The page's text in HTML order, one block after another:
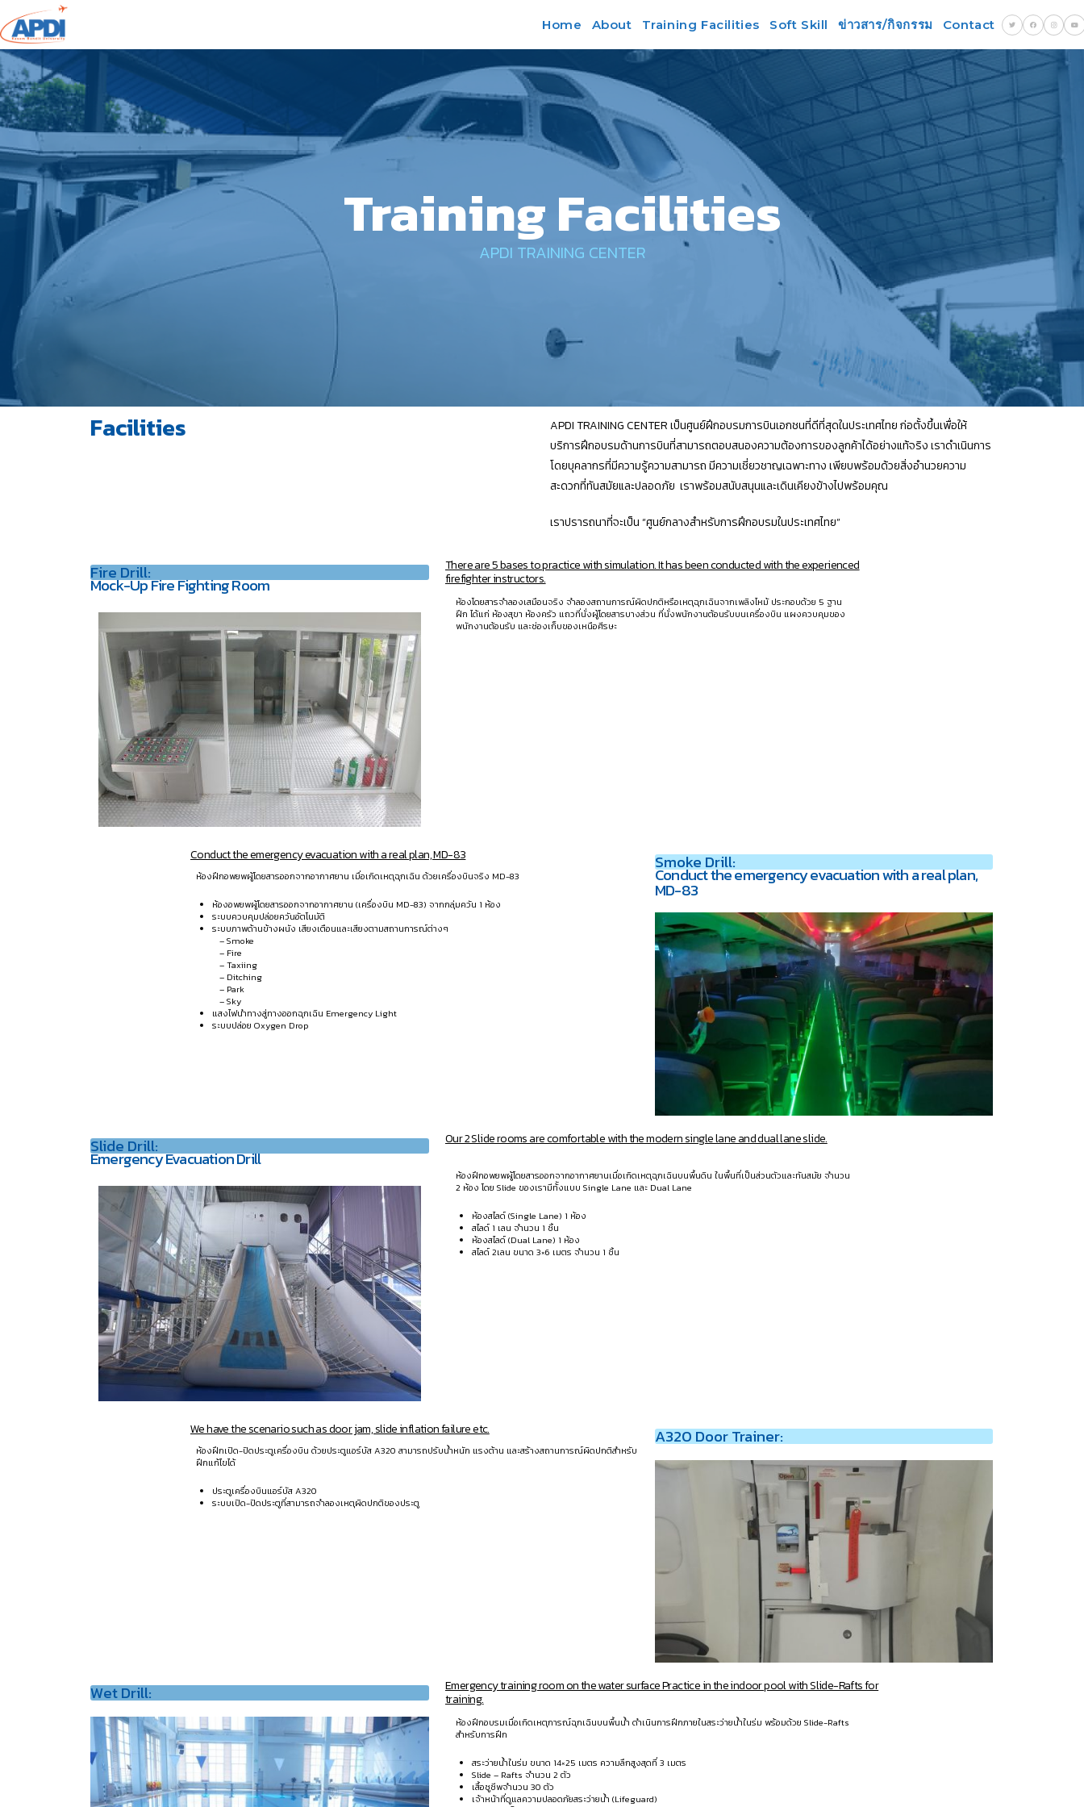
Home About Training Facilities Soft Skill ข่าวสาร/กิจกรรม Contact
Training Facilities
APDI TRAINING CENTER
Facilities
APDI TRAINING CENTER เป็นศูนย์ฝึกอบรมการบินเอกชนที่ดีที่สุดในประเทศไทย ก่อตั้งขึ้นเพื่อให้
บริการฝึกอบรมด้านการบินที่สามารถตอบสนองความต้องการของลูกค้าได้อย่างแท้จริง เราดำเนินการ
โดยบุคลากรที่มีความรู้ความสามารถ มีความเชี่ยวชาญเฉพาะทาง เพียบพร้อมด้วยสิ่งอำนวยความ
สะดวกที่ทันสมัยและปลอดภัย เราพร้อมสนับสนุนและเดินเคียงข้างไปพร้อมคุณ
เราปรารถนาที่จะเป็น “ศูนย์กลางสำหรับการฝึกอบรมในประเทศไทย”
Fire Drill:
Mock-Up Fire Fighting Room
There are 5 bases to practice with simulation. It has been conducted with the experienced
firefighter instructors.
ห้องโดยสารจำลองเสมือนจริง จำลองสถานการณ์ผิดปกติหรือเหตุฉุกเฉินจากเพลิงไหม้ ประกอบด้วย 5 ฐาน
ฝึก ได้แก่ ห้องสุขา ห้องครัว แถวที่นั่งผู้โดยสารบางส่วน ที่นั่งพนักงานต้อนรับบนเครื่องบิน แผงควบคุมของ
พนักงานต้อนรับ และช่องเก็บของเหนือศีรษะ
Conduct the emergency evacuation with a real plan, MD-83
ห้องฝึกอพยพผู้โดยสารออกจากอากาศยาน เมื่อเกิดเหตุฉุกเฉิน ด้วยเครื่องบินจริง MD-83
ห้องอพยพผู้โดยสารออกจากอากาศยาน (เครื่องบิน MD-83) จากกลุ่มควัน 1 ห้อง
ระบบควบคุมปล่อยควันอัตโนมัติ
ระบบภาพด้านข้างผนัง เสียงเตือนและเสียงตามสถานการณ์ต่างๆ
– Smoke
– Fire
– Taxiing
– Ditching
– Park
– Sky
แสงไฟนำทางสู่ทางออกฉุกเฉิน Emergency Light
ระบบปล่อย Oxygen Drop
Smoke Drill:
Conduct the emergency evacuation with a real plan,
MD-83
Slide Drill:
Emergency Evacuation Drill
Our 2 Slide rooms are comfortable with the modern single lane and dual lane slide.
ห้องฝึกอพยพผู้โดยสารออกจากอากาศยานเมื่อเกิดเหตุฉุกเฉินบนพื้นดิน ในพื้นที่เป็นส่วนตัวและทันสมัย จำนวน
2 ห้อง โดย Slide ของเรามีท้ังแบบ Single Lane และ Dual Lane
ห้องสไลด์ (Single Lane) 1 ห้อง
สไลด์ 1 เลน จำนวน 1 ชิ้น
ห้องสไลด์ (Dual Lane) 1 ห้อง
สไลด์ 2เลน ขนาด 3×6 เมตร จำนวน 1 ชิ้น
We have the scenario such as door jam, slide inflation failure etc.
ห้องฝึกเปิด-ปิดประตูเครื่องบิน ด้วยประตูแอร์บัส A320 สามารถปรับน้ำหนัก แรงต้าน และสร้างสถานการณ์ผิดปกติสำหรับ
ฝึกแก้ไขได้
ประตูเครื่องบินแอร์บัส A320
ระบบเปิด-ปิดประตูที่สามารถจำลองเหตุผิดปกติของประตู
A320 Door Trainer:
Wet Drill:
Emergency training room on the water surface Practice in the indoor pool with Slide-Rafts for
training.
ห้องฝึกอบรมเมื่อเกิดเหตุการณ์ฉุกเฉินบนพื้นน้ำ ดำเนินการฝึกภายในสระว่ายน้ำในร่ม พร้อมด้วย Slide-Rafts
สำหรับการฝึก
สระว่ายน้ำในร่ม ขนาด 14×25 เมตร ความลึกสูงสุดที่ 3 เมตร
Slide – Rafts จำนวน 2 ตัว
เสื้อชูชีพจำนวน 30 ตัว
เจ้าหน้าที่ดูแลความปลอดภัยสระว่ายน้ำ (Lifeguard)